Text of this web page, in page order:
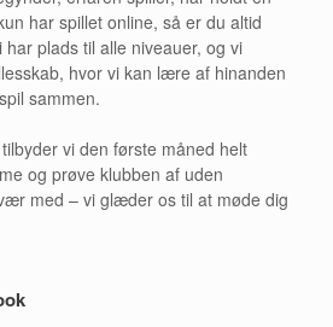
har spillet online, så er du altid
plads til alle niveauer, og vi
hvor vi kan lære af hinanden
sammen.
vi den første måned helt
og prøve klubben af uden
med – vi glæder os til at møde dig